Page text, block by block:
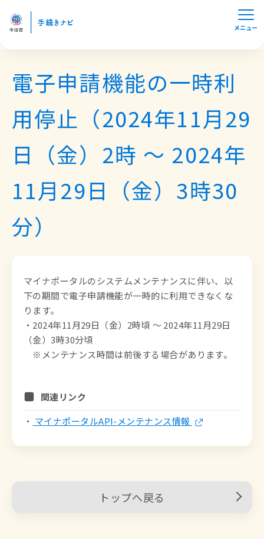
メニュー
電子申請機能の一時利
用停止（2024年11月29
日（金）2時 ～ 2024年
11月29日（金）3時30
分）
マイナポータルのシステムメンテナンスに伴い、以
下の期間で電子申請機能が一時的に利用できなくな
ります。
・2024年11月29日（金）2時頃 ～ 2024年11月29日
（金）3時30分頃
※メンテナンス時間は前後する場合があります。
関連リンク
・ マイナポータルAPI-メンテナンス情報
トップへ戻る